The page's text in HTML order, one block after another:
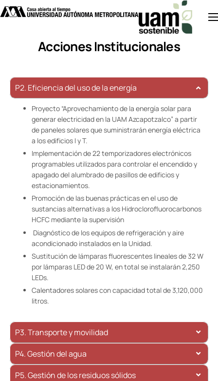
Acciones UAM
Divulgación
Investigación
Noticias
Acciones Institucionales
P2. Eficiencia del uso de la energía
Proyecto “Aprovechamiento de la energía solar para
generar electricidad en la UAM Azcapotzalco” a partir
de paneles solares que suministrarán energía eléctrica
a los edificios I y T.
Implementación de 22 temporizadores electrónicos
programables utilizados para controlar el encendido y
apagado del alumbrado de pasillos de edificios y
estacionamientos.
Promoción de las buenas prácticas en el uso de
sustancias alternativas a los Hidroclorofluorocarbonos
HCFC mediante la supervisión
Diagnóstico de los equipos de refrigeración y aire
acondicionado instalados en la Unidad.
Sustitución de lámparas fluorescentes lineales de 32 W
por lámparas LED de 20 W, en total se instalarán 2,250
LEDs.
Calentadores solares con capacidad total de 3,120,000
litros.
P3. Transporte y movilidad
P4. Gestión del agua
P5. Gestión de los residuos sólidos